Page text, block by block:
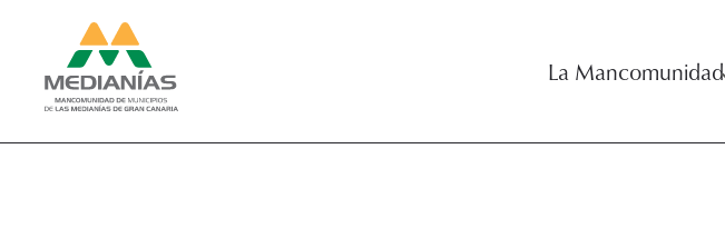
La Mancomunidad